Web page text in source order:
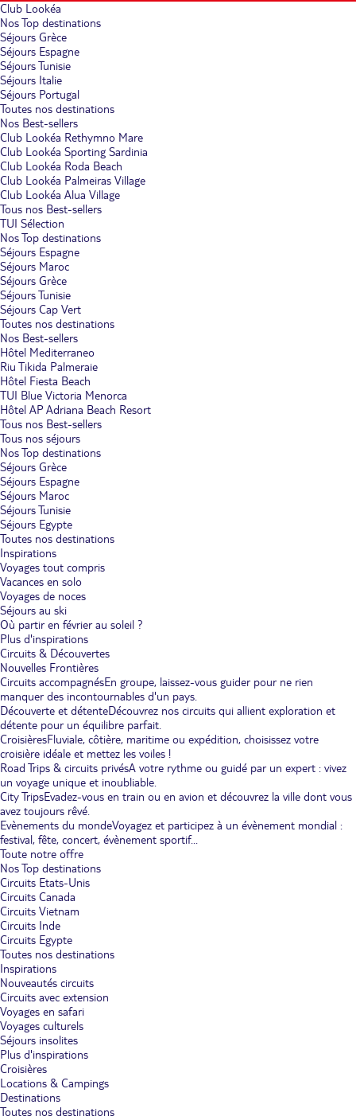
Club Lookéa
Nos Top destinations
Séjours Grèce
Séjours Espagne
Séjours Tunisie
Séjours Italie
Séjours Portugal
Toutes nos destinations
Nos Best-sellers
Club Lookéa Rethymno Mare
Club Lookéa Sporting Sardinia
Club Lookéa Roda Beach
Club Lookéa Palmeiras Village
Club Lookéa Alua Village
Tous nos Best-sellers
TUI Sélection
Nos Top destinations
Séjours Espagne
Séjours Maroc
Séjours Grèce
Séjours Tunisie
Séjours Cap Vert
Toutes nos destinations
Nos Best-sellers
Hôtel Mediterraneo
Riu Tikida Palmeraie
Hôtel Fiesta Beach
TUI Blue Victoria Menorca
Hôtel AP Adriana Beach Resort
Tous nos Best-sellers
Tous nos séjours
Nos Top destinations
Séjours Grèce
Séjours Espagne
Séjours Maroc
Séjours Tunisie
Séjours Egypte
Toutes nos destinations
Inspirations
Voyages tout compris
Vacances en solo
Voyages de noces
Séjours au ski
Où partir en février au soleil ?
Plus d'inspirations
Circuits & Découvertes
Nouvelles Frontières
Circuits accompagnésEn groupe, laissez-vous guider pour ne rien
manquer des incontournables d'un pays.
Découverte et détenteDécouvrez nos circuits qui allient exploration et
détente pour un équilibre parfait.
CroisièresFluviale, côtière, maritime ou expédition, choisissez votre
croisière idéale et mettez les voiles !
Road Trips & circuits privésA votre rythme ou guidé par un expert : vivez
un voyage unique et inoubliable.
City TripsEvadez-vous en train ou en avion et découvrez la ville dont vous
avez toujours rêvé.
Evènements du mondeVoyagez et participez à un évènement mondial :
festival, fête, concert, évènement sportif...
Toute notre offre
Nos Top destinations
Circuits Etats-Unis
Circuits Canada
Circuits Vietnam
Circuits Inde
Circuits Egypte
Toutes nos destinations
Inspirations
Nouveautés circuits
Circuits avec extension
Voyages en safari
Voyages culturels
Séjours insolites
Plus d'inspirations
Croisières
Locations & Campings
Destinations
Toutes nos destinations